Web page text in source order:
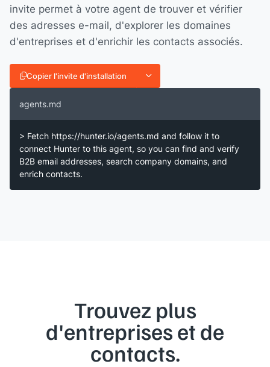
invite permet à votre agent de trouver et vérifier
des adresses e-mail, d'explorer les domaines
d'entreprises et d'enrichir les contacts associés.
Copier l'invite d'installation
agents.md
> Fetch https://hunter.io/agents.md and follow it to
connect Hunter to this agent, so you can find and verify
B2B email addresses, search company domains, and
enrich contacts.
Trouvez plus
d'entreprises et de
contacts.